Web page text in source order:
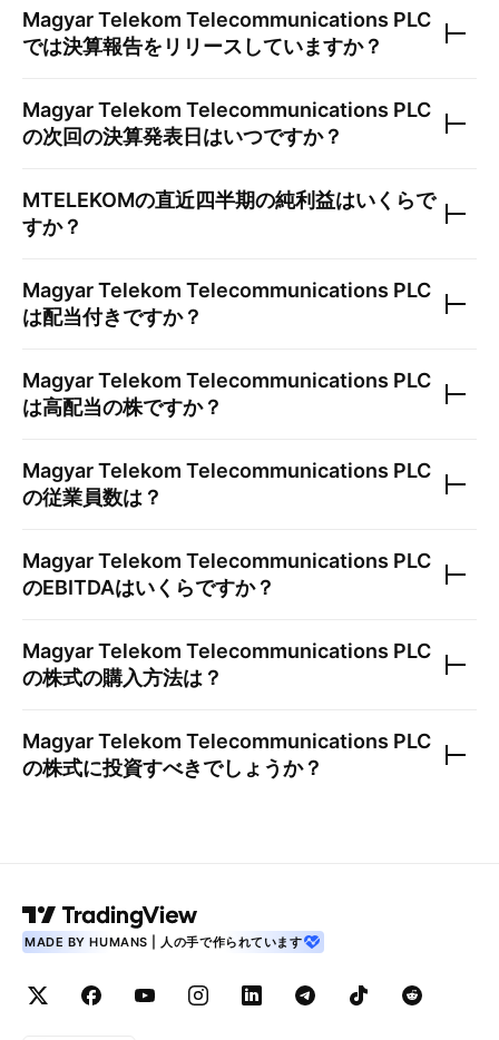
Magyar Telekom Telecommunications PLC
では決算報告をリリースしていますか？
Magyar Telekom Telecommunications PLC
の次回の決算発表日はいつですか？
MTELEKOMの直近四半期の純利益はいくらで
すか？
Magyar Telekom Telecommunications PLC
は配当付きですか？
Magyar Telekom Telecommunications PLC
は高配当の株ですか？
Magyar Telekom Telecommunications PLC
の従業員数は？
Magyar Telekom Telecommunications PLC
のEBITDAはいくらですか？
Magyar Telekom Telecommunications PLC
の株式の購入方法は？
Magyar Telekom Telecommunications PLC
の株式に投資すべきでしょうか？
MADE BY HUMANS | 人の手で作られています